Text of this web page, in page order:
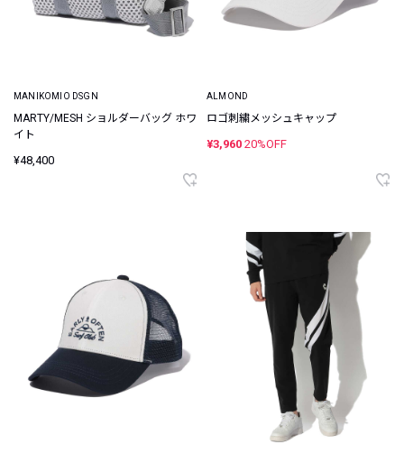
MANIKOMIO DSGN
MARTY/MESH ショルダーバッグ ホワ
イト
¥48,400
ALMOND
ロゴ刺繍メッシュキャップ
¥3,960 20%OFF